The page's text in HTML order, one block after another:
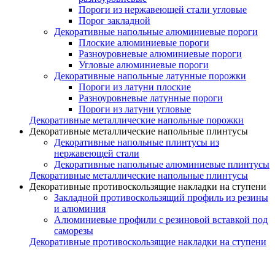
Пороги из нержавеющей стали угловые
Порог закладной
Декоративные напольные алюминиевые пороги
Плоские алюминиевые пороги
Разноуровневые алюминиевые пороги
Угловые алюминиевые пороги
Декоративные напольные латунные порожки
Пороги из латуни плоские
Разноуровневые латунные пороги
Пороги из латуни угловые
Декоративные металлические напольные порожки
Декоративные металлические напольные плинтусы
Декоративные напольные плинтусы из
нержавеющей стали
Декоративные напольные алюминиевые плинтусы
Декоративные металлические напольные плинтусы
Декоративные противоскользящие накладки на ступени
Закладной противоскользящий профиль из резины
и алюминия
Алюминиевые профили с резиновой вставкой под
саморезы
Декоративные противоскользящие накладки на ступени